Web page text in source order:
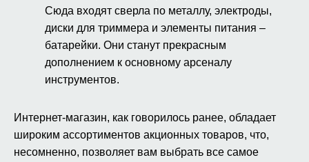
Сюда входят сверла по металлу, электроды,
диски для триммера и элементы питания –
батарейки. Они станут прекрасным
дополнением к основному арсеналу
инструментов.
Интернет-магазин, как говорилось ранее, обладает
широким ассортиментов акционных товаров, что,
несомненно, позволяет вам выбрать все самое